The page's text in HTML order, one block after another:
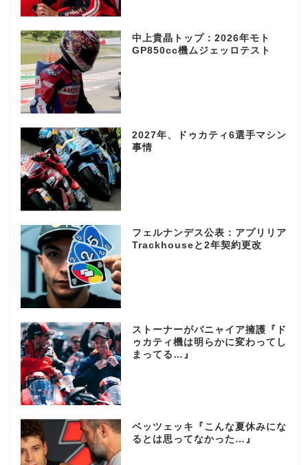
中上貴晶トップ：2026年モト
GP850cc機ムジェッロテスト
2027年、ドゥカティ6選手マシン
事情
フェルナンデス公表：アプリリア
Trackhouseと2年契約更改
ストーナーがバニャイア擁護『ド
ゥカティ機は明らかに変わってし
まってる…』
ベッツェッキ『こんな夏休みにな
るとは思ってなかった…』